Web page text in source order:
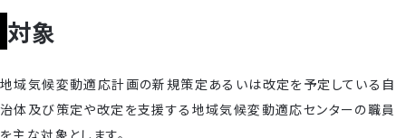
対象
地域気候変動適応計画の新規策定あるいは改定を予定している自
治体及び策定や改定を支援する地域気候変動適応センターの職員
を主な対象とします。